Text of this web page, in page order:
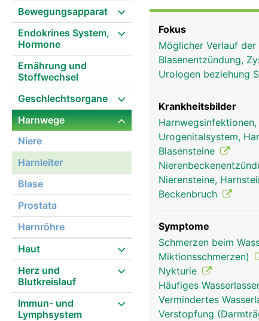
Bewegungsapparat
Endokrines System,
Hormone
Ernährung und
Stoffwechsel
Geschlechtsorgane
Harnwege
Niere
Harnleiter
Blase
Prostata
Harnröhre
Haut
Herz und
Blutkreislauf
Immun- und
Lymphsystem
Fokus
Möglicher Verlauf
Blasenentzündung,
Urologen beziehung
Krankheitsbilder
Urogenitalsystem,
Blasensteine
Nierensteine,
Beckenbruch
Symptome
Schmerzen beim
Miktionsschmerzen)
Nykturie
Häufiges
Vermindertes
Verstopfung